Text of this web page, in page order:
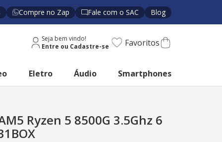
Compre no Zap Fale com o SAC Blog
Seja bem vindo! Favoritos
Eletro Áudio Smartphones
Ryzen 5 8500G 3.5Ghz 6